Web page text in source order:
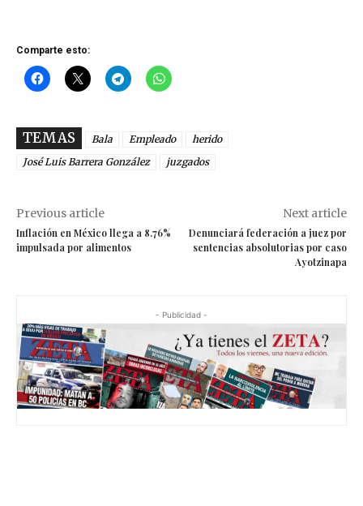
Comparte esto:
TEMAS Bala Empleado
herido
José Luis Barrera González
juzgados
Previous article
Inflación en México llega a 8.76%
impulsada por alimentos
Next article
Denunciará federación a juez por
sentencias absolutorias por caso
Ayotzinapa
- Publicidad -